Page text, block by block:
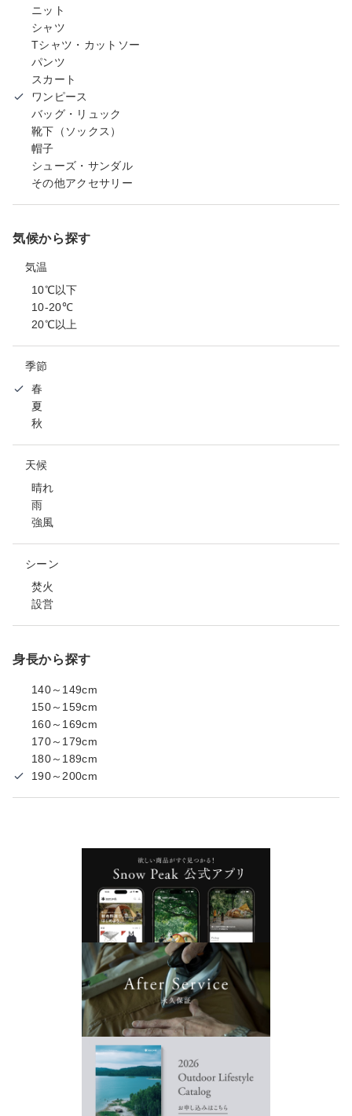
ニット
シャツ
Tシャツ・カットソー
パンツ
スカート
ワンピース
バッグ・リュック
靴下（ソックス）
帽子
シューズ・サンダル
その他アクセサリー
気候から探す
気温
10℃以下
10-20℃
20℃以上
季節
春
夏
秋
天候
晴れ
雨
強風
シーン
焚火
設営
身長から探す
140～149cm
150～159cm
160～169cm
170～179cm
180～189cm
190～200cm